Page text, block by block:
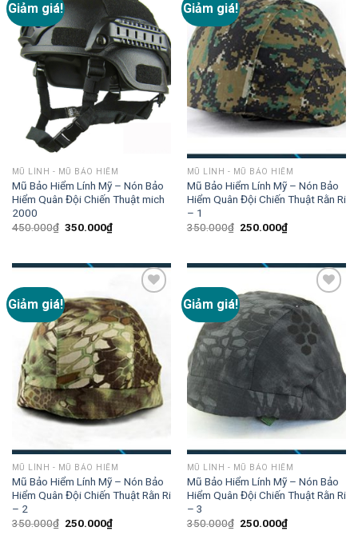
Giảm giá!
Add to
wishlist
MŨ LÍNH - MŨ BẢO HIỂM
Mũ Bảo Hiểm Lính Mỹ – Nón Bảo
Hiểm Quân Đội Chiến Thuật mich
2000
450.000₫ 350.000₫
Giảm giá!
Add to
wishlist
MŨ LÍNH - MŨ BẢO HIỂM
Mũ Bảo Hiểm Lính Mỹ – Nón Bảo
Hiểm Quân Đội Chiến Thuật Rằn Ri
– 1
350.000₫ 250.000₫
Giảm giá!
wishlist
MŨ LÍNH - MŨ BẢO HIỂM
Mũ Bảo Hiểm Lính Mỹ – Nón Bảo
Hiểm Quân Đội Chiến Thuật Rằn Ri
– 2
350.000₫ 250.000₫
Giảm giá!
Add to
wishlist
MŨ LÍNH - MŨ BẢO HIỂM
Mũ Bảo Hiểm Lính Mỹ – Nón Bảo
Hiểm Quân Đội Chiến Thuật Rằn Ri
– 3
350.000₫ 250.000₫